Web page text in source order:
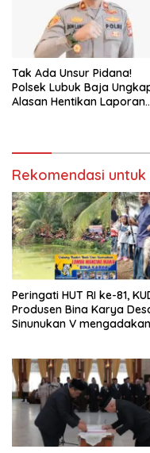
Tak Ada Unsur Pidana!
Polsek Lubuk Baja
Alasan Hentikan Laporan
Rekomendasi untuk
Peringati HUT RI ke-81,
Produsen Bina Karya
Sinunukan V mengadakan